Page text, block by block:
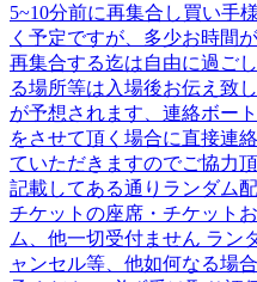
5~10分前に再集合し買い手
く予定ですが、多少お時間
再集合する迄は自由に過ご
る場所等は入場後お伝え致
が予想されます、連絡ボー
をさせて頂く場合に直接連
ていただきますのでご協力
記載してある通りランダム
チケットの座席・チケット
ム、他一切受付ません ラン
ャンセル等、他如何なる場